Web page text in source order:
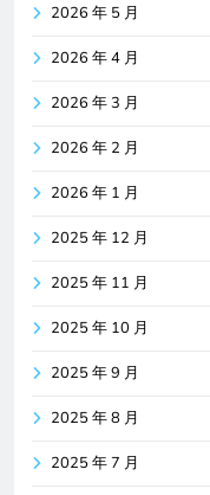
2026 年 5 月
2026 年 4 月
2026 年 3 月
2026 年 2 月
2026 年 1 月
2025 年 12 月
2025 年 11 月
2025 年 10 月
2025 年 9 月
2025 年 8 月
2025 年 7 月